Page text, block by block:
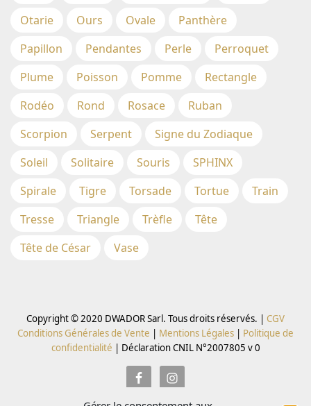
Otarie
Ours Ovale
Panthère
Papillon
Pendantes Perle
Perroquet
Plume
Poisson Pomme
Rectangle
Rodéo
Rond Rosace
Ruban
Scorpion
Serpent
Signe du Zodiaque
Soleil
Solitaire Souris
SPHINX
Spirale
Tigre Torsade Tortue
Train
Tresse
Triangle Trèfle
Tête
Tête de César
Vase
Copyright © 2020 DWADOR Sarl. Tous droits réservés. | CGV
Conditions Générales de Vente | Mentions Légales | Politique de
confidentialité | Déclaration CNIL N°2007805 v 0